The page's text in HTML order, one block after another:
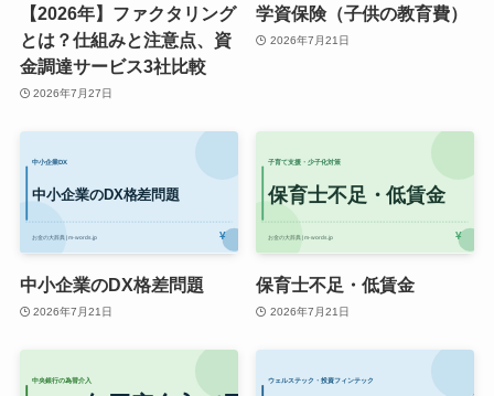
【2026年】ファクタリング
とは？仕組みと注意点、資
金調達サービス3社比較
2026年7月27日
学資保険（子供の教育費）
2026年7月21日
中小企業のDX格差問題
2026年7月21日
保育士不足・低賃金
2026年7月21日